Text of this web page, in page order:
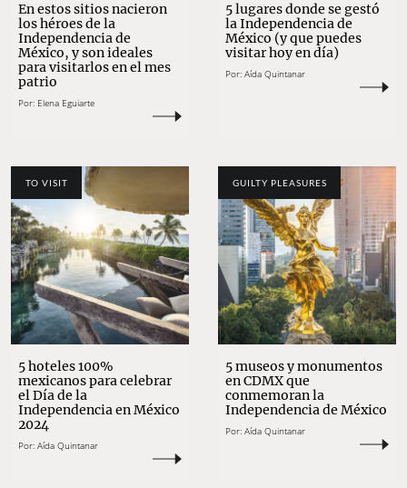
En estos sitios nacieron
los héroes de la
Independencia de
México, y son ideales
para visitarlos en el mes
patrio
Por: Elena Eguiarte
5 lugares donde se gestó
la Independencia de
México (y que puedes
visitar hoy en día)
Por: Aída Quintanar
TO VISIT
5 hoteles 100%
mexicanos para celebrar
el Día de la
Independencia en México
2024
Por: Aída Quintanar
GUILTY PLEASURES
5 museos y monumentos
en CDMX que
conmemoran la
Independencia de México
Por: Aída Quintanar